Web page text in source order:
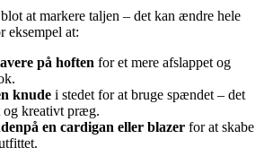
at markere taljen – det kan ændre hele
eksempel at:
på hoften for et mere afslappet og
knude i stedet for at bruge spændet – det
og kreativt præg.
en cardigan eller blazer for at skabe